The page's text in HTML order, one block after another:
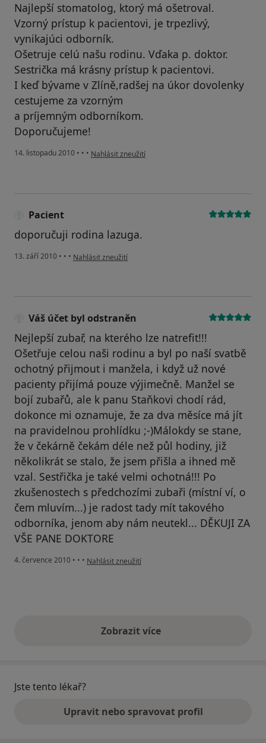
Najlepší stomatolog, ktorý má ošetroval.
Vzorný prístup k pacientovi, je trpezlivý,
vynikajúci odborník.
Ošetruje celú našu rodinu. Vďaka p. doktor.
Sestrička má krásny prístup k pacientovi.
I keď bývame v Zlíně,radšej na úkor dovolenky
cestujeme za vzorným
a príjemným odborníkom.
Doporučujeme!
14. listopadu 2010 • • • podle názoru uživatele Pacient
Nahlásit zneužití
Pacient
doporučuji rodina lazuga.
13. září 2010 • • • podle názoru uživatele Pacient
Nahlásit zneužití
Váš účet byl odstraněn
Nejlepší zubař, na kterého lze natrefit!!!
Ošetřuje celou naši rodinu a byl po naší svatbě
ochotný přijmout i manžela, i když už nové
pacienty přijímá pouze výjimečně. Manžel se
bojí zubařů, ale k panu Staňkovi chodí rád,
dokonce mi oznamuje, že za dva měsíce má jít
na pravidelnou prohlídku ;-)Málokdy se stane,
že v čekárně čekám déle než půl hodiny, již
několikrát se stalo, že jsem přišla a ihned mě
vzal. Sestřička je také velmi ochotná!!! Po
zkušenostech s předchozími zubaři (místní ví, o
čem mluvím...) je radost tady mít takového
odborníka, jenom aby nám neutekl... DĚKUJI ZA
VŠE PANE DOKTORE
4. července 2010 • • • podle názoru uživatele Váš účet byl odstraněn
Nahlásit zneužití
Zobrazit vícevýše uvedené názory
Jste tento lékař?
Upravit nebo spravovat profil